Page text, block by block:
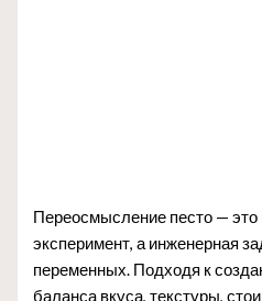
Переосмысление песто — это
эксперимент, а инженерная
переменных. Подходя к
баланса вкуса, текстуры,